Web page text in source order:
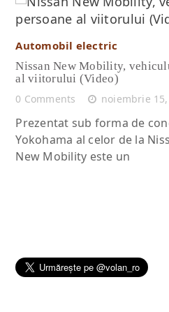
Citește
Automobil electric
Nissan New Mobility,
al viitorului (Video)
0 Comments
noiembrie
Prezentat sub forma de
Yokohama al celor de la
New Mobility este un